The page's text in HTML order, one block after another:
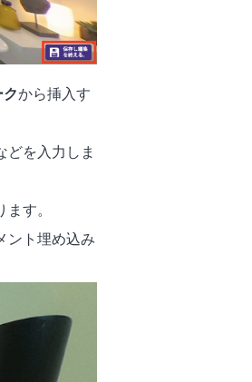
から挿入す
どを入力しま
す。
ント埋め込み